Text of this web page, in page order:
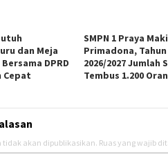
dan Meja
DPRD
Cepat
SMPN 1 Praya
Primadona,
2026/2027 Jumlah
Tembus 1.200
akan dipublikasikan. Ruas yang wajib